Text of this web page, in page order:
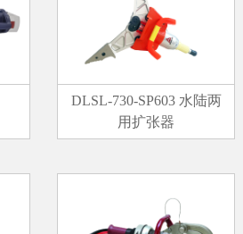
DLSL-730-SP603 水陆两
用扩张器